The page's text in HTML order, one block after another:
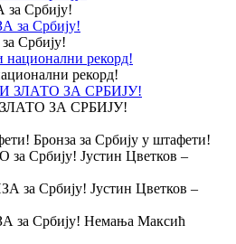
Србију!
Србију!
рекорд!
ЗА СРБИЈУ!
Бронза за Србију у штафети!
Јустин Цветков –
Јустин Цветков –
Немањa Максић